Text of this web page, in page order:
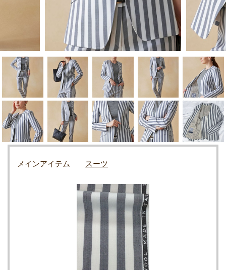
メインアイテム スーツ